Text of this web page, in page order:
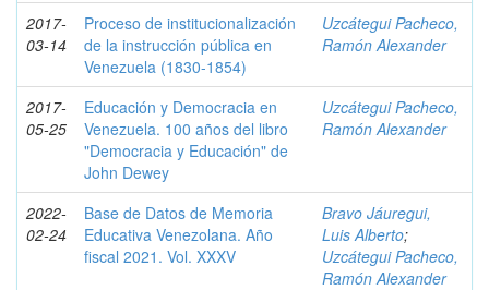
2017-
03-14
Proceso de institucionalización
de la instrucción pública en
Venezuela (1830-1854)
Uzcátegui Pacheco,
Ramón Alexander
2017-
05-25
Educación y Democracia en
Venezuela. 100 años del libro
"Democracia y Educación" de
John Dewey
Uzcátegui Pacheco,
Ramón Alexander
2022-
02-24
Base de Datos de Memoria
Educativa Venezolana. Año
fiscal 2021. Vol. XXXV
Bravo Jáuregui,
Luis Alberto;
Uzcátegui Pacheco,
Ramón Alexander